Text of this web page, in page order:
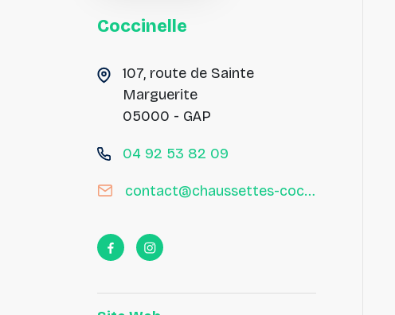
Coccinelle
107, route de Sainte
Marguerite
05000 - GAP
04 92 53 82 09
contact@chaussettes-coccinelle.fr